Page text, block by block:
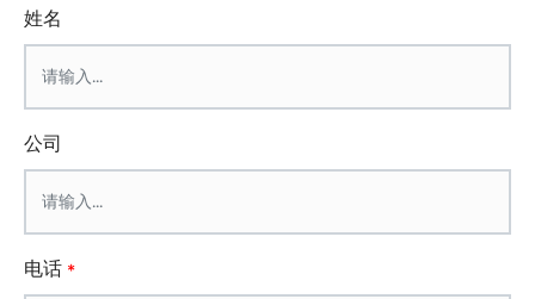
姓名
公司
电话